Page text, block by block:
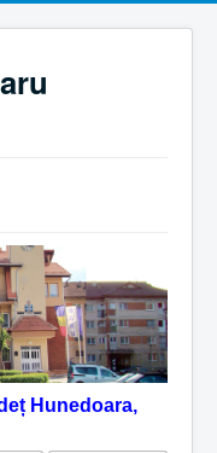
Hunedoara,